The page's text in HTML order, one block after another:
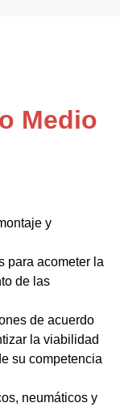
Medio
y
para acometer la
de las
de acuerdo
la viabilidad
su competencia
neumáticos y